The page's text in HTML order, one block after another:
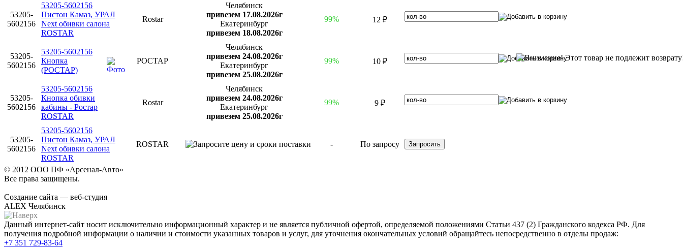
53205-
5602156
53205-5602156
Пистон Камаз, УРАЛ
Next обивки салона
ROSTAR
Rostar
Челябинск
привезем 17.08.2026г
Екатеринбург
привезем 18.08.2026г
99% 12 ₽
53205-
5602156
53205-5602156
Кнопка
(РОСТАР)
РОСТАР
Челябинск
привезем 24.08.2026г
Екатеринбург
привезем 25.08.2026г
99% 10 ₽
53205-
5602156
53205-5602156
Кнопка обивки
кабины - Ростар
ROSTAR
Rostar
Челябинск
привезем 24.08.2026г
Екатеринбург
привезем 25.08.2026г
99% 9 ₽
53205-
5602156
53205-5602156
Пистон Камаз, УРАЛ
Next обивки салона
ROSTAR
ROSTAR - По запросу
© 2012 ООО ПФ «Арсенал-Авто»
Все права защищены.
Создание сайта — веб-студия
ALEX Челябинск
Данный интернет-сайт носит исключительно информационный характер и не является публичной офертой, определяемой положениями Статьи 437 (2) Гражданского кодекса РФ. Для
получения подробной информации о наличии и стоимости указанных товаров и услуг, для уточнения окончательных условий обращайтесь непосредственно в отделы продаж:
+7 351 729-83-64